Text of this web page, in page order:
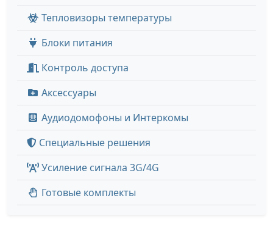
Тепловизоры температуры
Блоки питания
Контроль доступа
Аксессуары
Аудиодомофоны и Интеркомы
Специальные решения
Усиление сигнала 3G/4G
Готовые комплекты